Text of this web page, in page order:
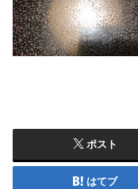
ポスト
はてブ